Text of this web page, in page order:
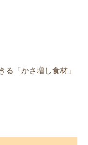
「かさ増し食材」